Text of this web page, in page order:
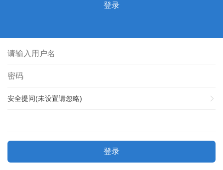
登录
安全提问(未设置请忽略)
登录